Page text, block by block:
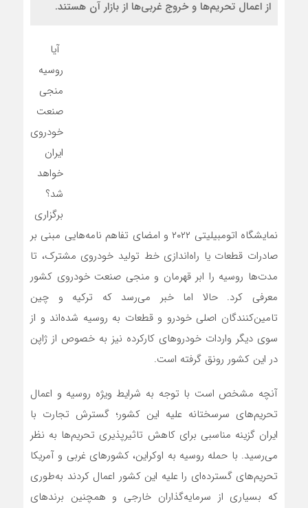
از اعمال تحریم‌ها و خروج غربی‌ها از بازار آن هستند.
آیا
روسیه
منجی
صنعت
خودروی
ایران
خواهد
شد؟
برگزاری
نمایشگاه اتومبیلیتی ۲۰۲۲ و امضای تفاهم نامه‌هایی مبنی بر
صادرات قطعات یا راه‌اندازی خط تولید خودروی مشترک، تا
مدت‌ها روسیه را ابر قهرمان و منجی صنعت خودروی کشور
معرفی کرد. حالا اما خبر می‌رسد که ترکیه و چین
تامین‌کنندگان اصلی خودرو و قطعات به روسیه شده‌اند و از
سوی دیگر واردات خودرو‌های کارکرده نیز به خصوص از ژاپن
در این کشور رونق گرفته است.
آنچه مشخص است با توجه به شرایط ویژه روسیه و اعمال
تحریم‌های سرسختانه علیه این کشور؛ گسترش تجارت با
ایران گزینه مناسبی برای کاهش تاثیرپذیری تحریم‌ها به نظر
می‌رسید. با حمله روسیه به اوکراین، کشورهای غربی و آمریکا
تحریم‌های گسترده‌ای را علیه این کشور اعمال کردند به‌طوری
که بسیاری از سرمایه‌گذاران خارجی و همچنین برندهای